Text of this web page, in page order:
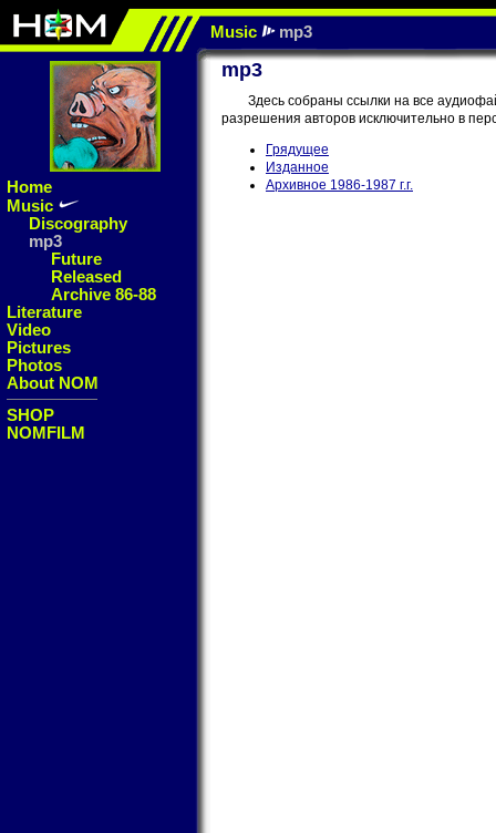
Music mp3
Home
Music
Discography
mp3
Future
Released
Archive 86-88
Literature
Video
Pictures
Photos
About NOM
SHOP
NOMFILM
mp3
Здесь собраны ссылки на все
разрешения авторов исключительно в
Грядущее
Изданное
Архивное 1986-1987 г.г.